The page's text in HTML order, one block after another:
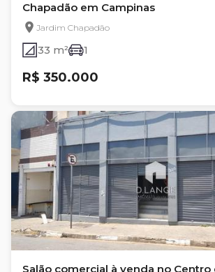
Chapadão em Campinas
Jardim Chapadão
33 m² 1
R$ 350.000
Salão comercial à venda no Centro